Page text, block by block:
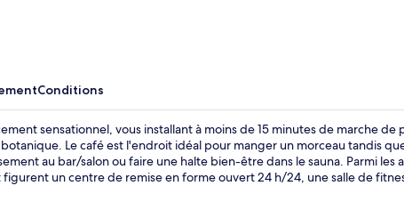
Conditions
sensationnel, vous installant à moins de 15 minutes de marche
Le café est l'endroit idéal pour manger un morceau tandis
au bar/salon ou faire une halte bien-être dans le sauna. Parmi les
un centre de remise en forme ouvert 24 h/24, une salle de